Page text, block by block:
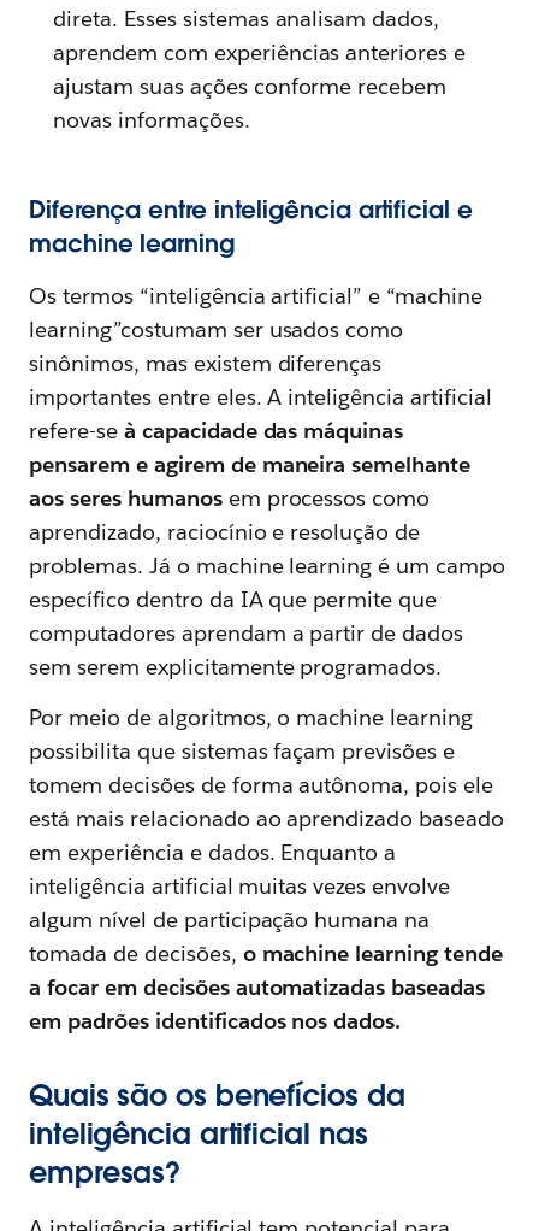
direta. Esses sistemas analisam dados,
aprendem com experiências anteriores e
ajustam suas ações conforme recebem
novas informações.
Diferença entre inteligência artificial e
machine learning
Os termos “inteligência artificial” e “machine
learning”costumam ser usados como
sinônimos, mas existem diferenças
importantes entre eles. A inteligência artificial
refere-se à capacidade das máquinas
pensarem e agirem de maneira semelhante
aos seres humanos em processos como
aprendizado, raciocínio e resolução de
problemas. Já o machine learning é um campo
específico dentro da IA que permite que
computadores aprendam a partir de dados
sem serem explicitamente programados.
Por meio de algoritmos, o machine learning
possibilita que sistemas façam previsões e
tomem decisões de forma autônoma, pois ele
está mais relacionado ao aprendizado baseado
em experiência e dados. Enquanto a
inteligência artificial muitas vezes envolve
algum nível de participação humana na
tomada de decisões, o machine learning tende
a focar em decisões automatizadas baseadas
em padrões identificados nos dados.
Quais são os benefícios da
inteligência artificial nas
empresas?